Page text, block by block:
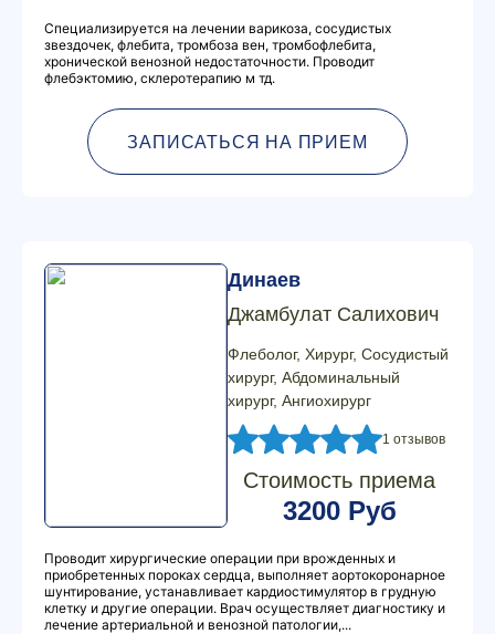
Специализируется на лечении варикоза, сосудистых
звездочек, флебита, тромбоза вен, тромбофлебита,
хронической венозной недостаточности. Проводит
флебэктомию, склеротерапию м тд.
ЗАПИСАТЬСЯ НА ПРИЕМ
Динаев
Джамбулат Салихович
Флеболог, Хирург, Сосудистый
хирург, Абдоминальный
хирург, Ангиохирург
1 отзывов
Стоимость приема
3200 Руб
Проводит хирургические операции при врожденных и
приобретенных пороках сердца, выполняет аортокоронарное
шунтирование, устанавливает кардиостимулятор в грудную
клетку и другие операции. Врач осуществляет диагностику и
лечение артериальной и венозной патологии,...